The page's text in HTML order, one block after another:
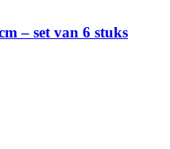
– set van 6 stuks